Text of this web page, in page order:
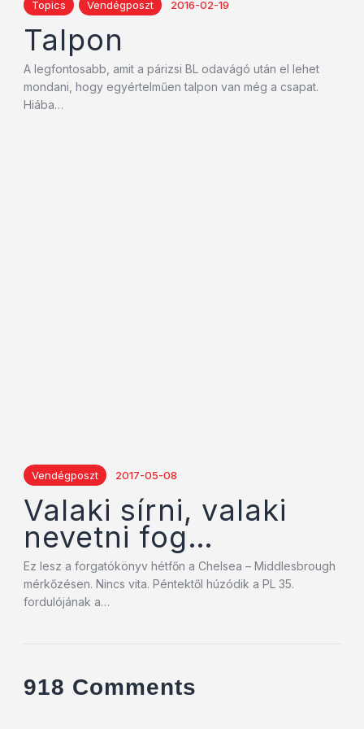
Topics Vendégposzt 2016-02-19
Talpon
A legfontosabb, amit a párizsi BL odavágó után el lehet
mondani, hogy egyértelműen talpon van még a csapat.
Hiába…
Vendégposzt 2017-05-08
Valaki sírni, valaki
nevetni fog…
Ez lesz a forgatókönyv hétfőn a Chelsea – Middlesbrough
mérkőzésen. Nincs vita. Péntektől húzódik a PL 35.
fordulójának a…
918 Comments